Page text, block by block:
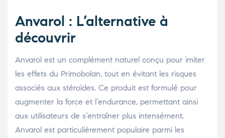
Anvarol : L’alternative à
découvrir
Anvarol est un complément naturel conçu pour imiter
les effets du Primobolan, tout en évitant les risques
associés aux stéroïdes. Ce produit est formulé pour
augmenter la force et l’endurance, permettant ainsi
aux utilisateurs de s’entraîner plus intensément.
Anvarol est particulièrement populaire parmi les